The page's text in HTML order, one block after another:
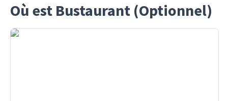
Où est Bustaurant (Optionnel)